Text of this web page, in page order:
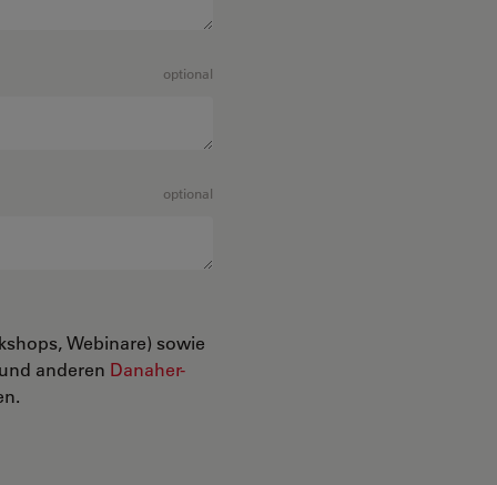
optional
optional
Webinare) sowie
anderen Danaher-